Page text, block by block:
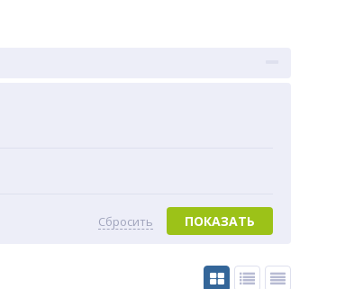
ПОКАЗАТЬ
Сбросить